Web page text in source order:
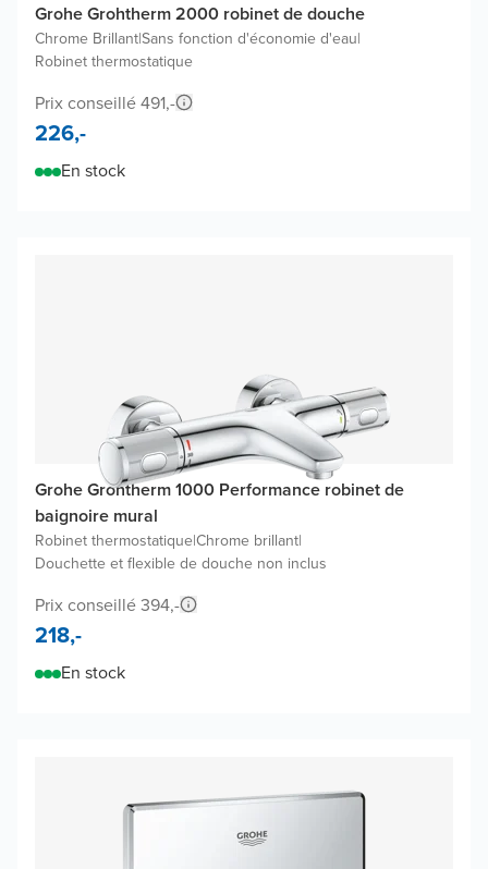
Grohe Grohtherm 2000 robinet de douche
Chrome Brillant|Sans fonction d'économie d'eau|
Robinet thermostatique
Prix conseillé 491,-
226,-
En stock
Grohe Grohtherm 1000 Performance robinet de
baignoire mural
Robinet thermostatique|Chrome brillant|
Douchette et flexible de douche non inclus
Prix conseillé 394,-
218,-
En stock